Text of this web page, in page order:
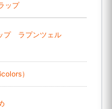
ップ
プ ラプンツェル
）